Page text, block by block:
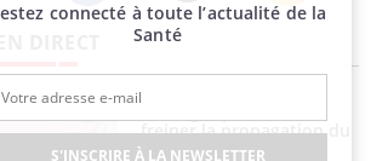
Facebook Twitter Instagram
freiner la propagation du
cancer ?
connecté à toute l’actualité de la
Santé
S'INSCRIRE À LA NEWSLETTER